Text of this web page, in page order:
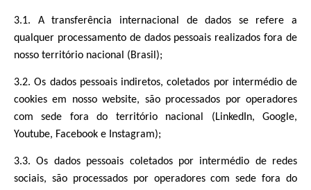
3.1. A transferência internacional de dados se refere a
qualquer processamento de dados pessoais realizados fora de
nosso território nacional (Brasil);
3.2. Os dados pessoais indiretos, coletados por intermédio de
cookies em nosso website, são processados por operadores
com sede fora do território nacional (LinkedIn, Google,
Youtube, Facebook e Instagram);
3.3. Os dados pessoais coletados por intermédio de redes
sociais, são processados por operadores com sede fora do